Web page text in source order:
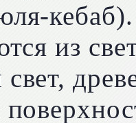
кебаб).
из